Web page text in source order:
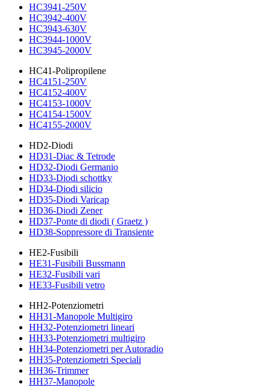
HC3941-250V
HC3942-400V
HC3943-630V
HC3944-1000V
HC3945-2000V
HC41-Polipropilene
HC4151-250V
HC4152-400V
HC4153-1000V
HC4154-1500V
HC4155-2000V
HD2-Diodi
HD31-Diac & Tetrode
HD32-Diodi Germanio
HD33-Diodi schottky
HD34-Diodi silicio
HD35-Diodi Varicap
HD36-Diodi Zener
HD37-Ponte di diodi ( Graetz )
HD38-Soppressore di Transiente
HE2-Fusibili
HE31-Fusibili Bussmann
HE32-Fusibili vari
HE33-Fusibili vetro
HH2-Potenziometri
HH31-Manopole Multigiro
HH32-Potenziometri lineari
HH33-Potenziometri multigiro
HH34-Potenziometri per Autoradio
HH35-Potenziometri Speciali
HH36-Trimmer
HH37-Manopole